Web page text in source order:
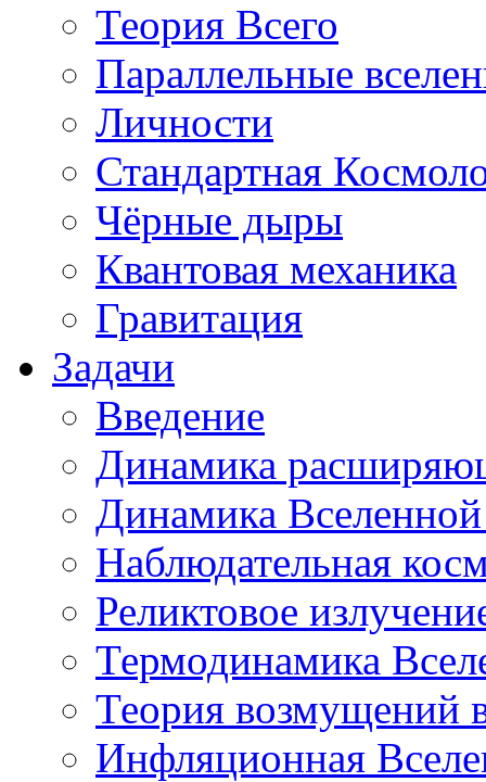
Теория Всего
Параллельные
Личности
Стандартная
Чёрные дыры
Квантовая механика
Гравитация
Задачи
Введение
Динамика
Динамика
Наблюдательная
Реликтовое
Термодинамика
Теория возмущений
Инфляционная